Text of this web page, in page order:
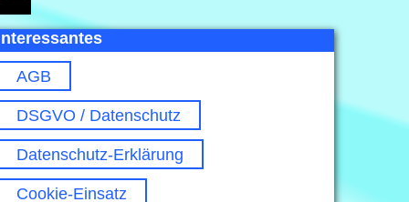
AGB
DSGVO / Datenschutz
Datenschutz-Erklärung
Cookie-Einsatz